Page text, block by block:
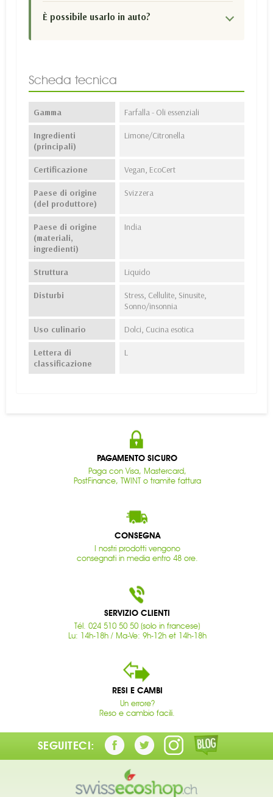
È possibile usarlo in auto?
Scheda tecnica
Gamma Farfalla - Oli essenziali
Ingredienti
(principali)
Limone/Citronella
Certificazione Vegan, EcoCert
Paese di origine
(del produttore)
Svizzera
Paese di origine
(materiali,
ingredienti)
India
Struttura Liquido
Disturbi
Stress, Cellulite, Sinusite,
Sonno/insonnia
Uso culinario Dolci, Cucina esotica
Lettera di
classificazione
L
PAGAMENTO SICURO
Paga con Visa, Mastercard,
PostFinance, TWINT o tramite fattura
CONSEGNA
I nostri prodotti vengono
consegnati in media entro 48 ore.
SERVIZIO CLIENTI
Tél. 024 510 50 50 (solo in francese)
Lu: 14h-18h / Ma-Ve: 9h-12h et 14h-18h
RESI E CAMBI
Un errore?
Reso e cambio facili.
SEGUITECI: